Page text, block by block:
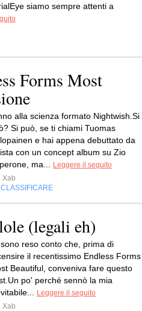
siamo sempre attenti a
Forms Most
alla scienza formato Nightwish.Si
Si può, se ti chiami Tuomas
e hai appena debuttato da
con un concept album su Zio
ma...
Leggere il seguito
Xab
CLASSIFICARE
(legali eh)
reso conto che, prima di
il recentissimo Endless Forms
Beautiful, conveniva fare questo
po' perché sennò la mia
Leggere il seguito
Xab